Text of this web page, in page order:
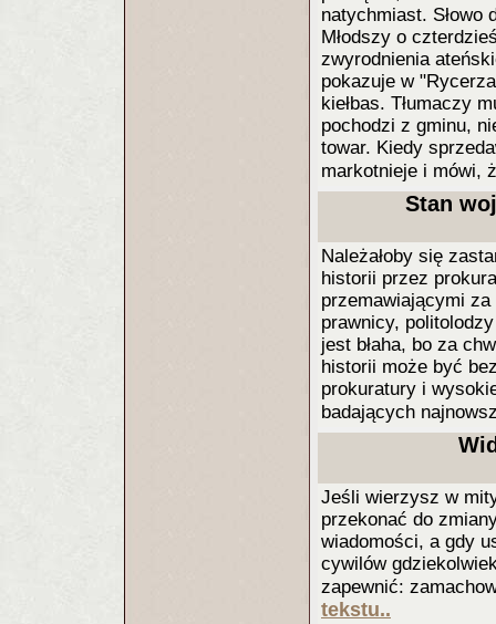
natychmiast. Słowo
Młodszy o
zwyrodnienia
pokazuje w
kiełbas. Tłumaczy
pochodzi z gminu,
towar. Kiedy
markotnieje i mówi,
Stan
Należałoby się
historii przez
przemawiającymi
prawnicy,
jest błaha, bo za
historii może być
prokuratury i
badających
Jeśli wierzysz w
przekonać do
wiadomości, a gdy
cywilów
zapewnić:
tekstu..